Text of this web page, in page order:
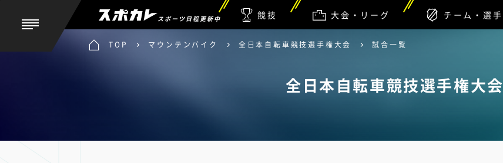
スポーツ日程更新中 競技 大会・リーグ チーム・選手
TOP マウンテンバイク 全日本自転車競技選手権大会 試合一覧
全日本自転車競技選手権大会